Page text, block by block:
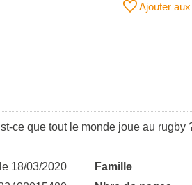
Ajouter
ce que tout le monde joue au rugby
18/03/2020
Famille